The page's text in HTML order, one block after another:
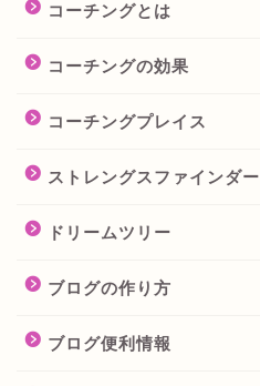
コーチングとは
コーチングの効果
コーチングプレイス
ストレングスファインダー
ドリームツリー
ブログの作り方
ブログ便利情報